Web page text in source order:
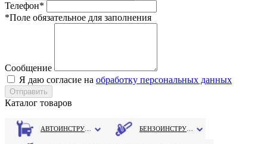
Телефон*
*Поле обязательное для заполнения
Сообщение
Я даю согласие на обработку персональных данных
Каталог товаров